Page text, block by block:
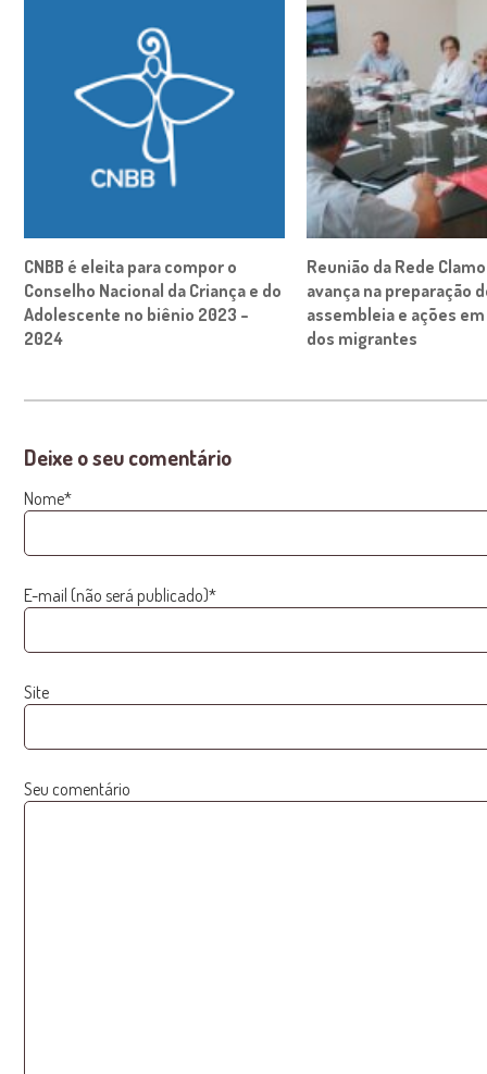
CNBB é eleita para compor o
Conselho Nacional da Criança e do
Adolescente no biênio 2023 –
2024
Reunião da Rede
avança na preparação
assembleia e ações
dos migrantes
Deixe o seu comentário
Nome*
E-mail (não será publicado)*
Site
Seu comentário